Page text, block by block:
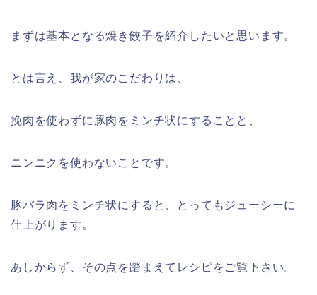
まずは基本となる焼き餃子を紹介したいと思います。
とは言え、我が家のこだわりは、
挽肉を使わずに豚肉をミンチ状にすることと、
ニンニクを使わないことです。
豚バラ肉をミンチ状にすると、とってもジューシーに
仕上がります。
あしからず、その点を踏まえてレシピをご覧下さい。